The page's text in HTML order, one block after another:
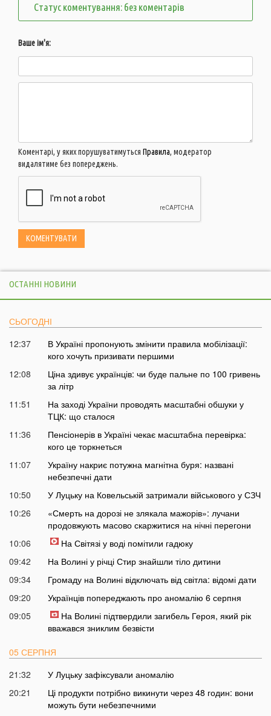
Статус коментування: без коментарів
Ваше ім'я:
Коментарі, у яких порушуватимуться Правила, модератор
видалятиме без попереджень.
ОСТАННІ НОВИНИ
СЬОГОДНІ
12:37
В Україні пропонують змінити правила мобілізації:
кого хочуть призивати першими
12:08
Ціна здивує українців: чи буде пальне по 100 гривень
за літр
11:51
На заході України проводять масштабні обшуки у
ТЦК: що сталося
11:36
Пенсіонерів в Україні чекає масштабна перевірка:
кого це торкнеться
11:07
Україну накриє потужна магнітна буря: названі
небезпечні дати
10:50
У Луцьку на Ковельській затримали військового у СЗЧ
10:26
«Смерть на дорозі не злякала мажорів»: лучани
продовжують масово скаржитися на нічні перегони
10:06
На Світязі у воді помітили гадюку
09:42
На Волині у річці Стир знайшли тіло дитини
09:34
Громаду на Волині відключать від світла: відомі дати
09:20
Українців попереджають про аномалію 6 серпня
09:05
На Волині підтвердили загибель Героя, який рік
вважався зниклим безвісти
05 СЕРПНЯ
21:32
У Луцьку зафіксували аномалію
20:21
Ці продукти потрібно викинути через 48 годин: вони
можуть бути небезпечними